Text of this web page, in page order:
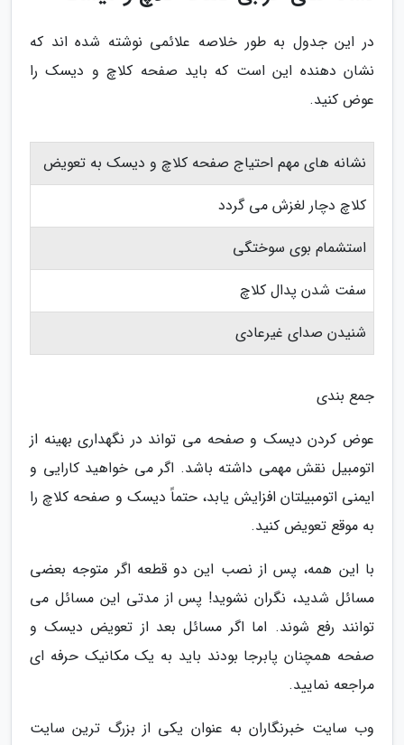
در این جدول به طور خلاصه علائمی نوشته شده اند که
نشان دهنده این است که باید صفحه کلاچ و دیسک را
عوض کنید.
نشانه های مهم احتیاج صفحه کلاچ و دیسک به تعویض
کلاچ دچار لغزش می گردد
استشمام بوی سوختگی
سفت شدن پدال کلاچ
شنیدن صدای غیرعادی
جمع بندی
عوض کردن دیسک و صفحه می تواند در نگهداری بهینه از
اتومبیل نقش مهمی داشته باشد. اگر می خواهید کارایی و
ایمنی اتومبیلتان افزایش یابد، حتماً دیسک و صفحه کلاچ را
به موقع تعویض کنید.
با این همه، پس از نصب این دو قطعه اگر متوجه بعضی
مسائل شدید، نگران نشوید! پس از مدتی این مسائل می
توانند رفع شوند. اما اگر مسائل بعد از تعویض دیسک و
صفحه همچنان پابرجا بودند باید به یک مکانیک حرفه ای
مراجعه نمایید.
وب سایت خبرنگاران به عنوان یکی از بزرگ ترین سایت